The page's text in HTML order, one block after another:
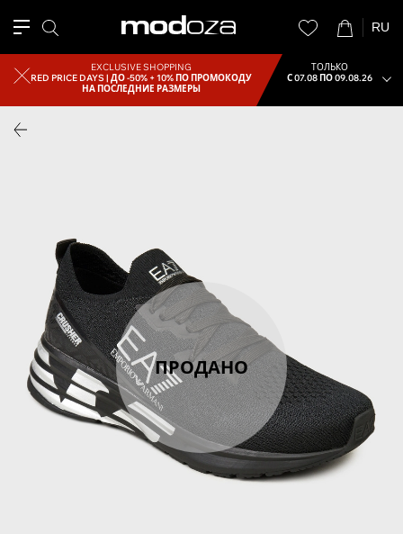
RU
EXCLUSIVE SHOPPING
RED PRICE DAYS |ДО -50% + 10% ПО ПРОМОКОДУ
НА ПОСЛЕДНИЕ РАЗМЕРЫ
ТОЛЬКО
С 07.08 ПО 09.08.26
ПРОДАНО